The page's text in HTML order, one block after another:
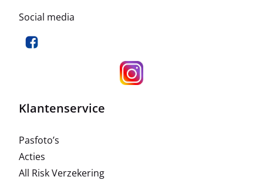
Social media
Klantenservice
Pasfoto’s
Acties
All Risk Verzekering